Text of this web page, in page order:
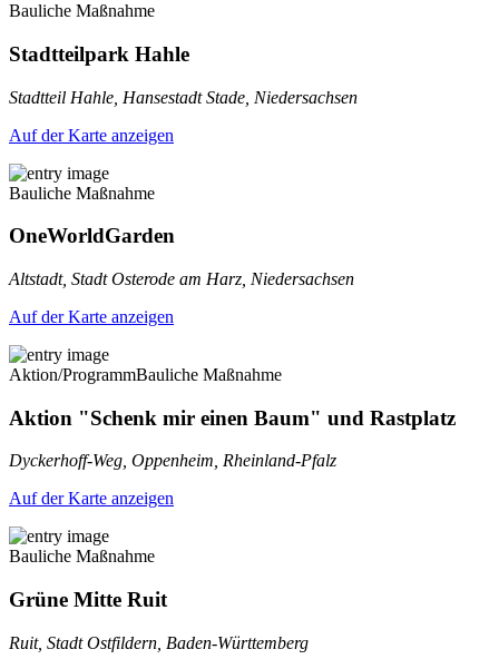
Bauliche Maßnahme
Stadtteilpark Hahle
Stadtteil Hahle, Hansestadt Stade, Niedersachsen
Auf der Karte anzeigen
Bauliche Maßnahme
OneWorldGarden
Altstadt, Stadt Osterode am Harz, Niedersachsen
Auf der Karte anzeigen
Aktion/ProgrammBauliche Maßnahme
Aktion "Schenk mir einen Baum" und Rastplatz
Dyckerhoff-Weg, Oppenheim, Rheinland-Pfalz
Auf der Karte anzeigen
Bauliche Maßnahme
Grüne Mitte Ruit
Ruit, Stadt Ostfildern, Baden-Württemberg